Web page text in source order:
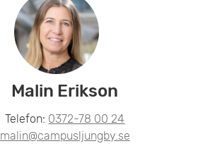
Malin Erikson
Telefon: 0372-78 00 24
malin@campusljungby.se